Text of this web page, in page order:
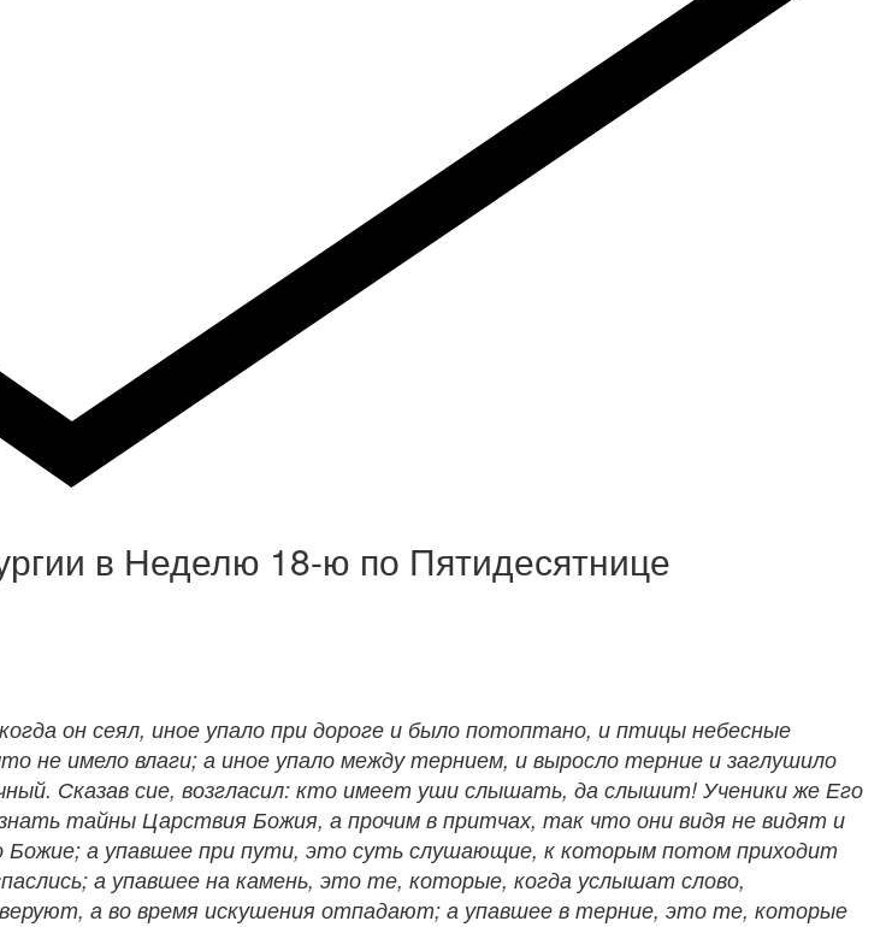
в Неделю 18-ю по Пятидесятнице
он сеял, иное упало при дороге и было потоптано, и птицы небесные
не имело влаги; а иное упало между тернием, и выросло терние и заглушило
Сказав сие, возгласил: кто имеет уши слышать, да слышит! Ученики же Его
тайны Царствия Божия, а прочим в притчах, так что они видя не видят и
а упавшее при пути, это суть слушающие, к которым потом приходит
а упавшее на камень, это те, которые, когда услышат слово,
а во время искушения отпадают; а упавшее в терние, это те, которые